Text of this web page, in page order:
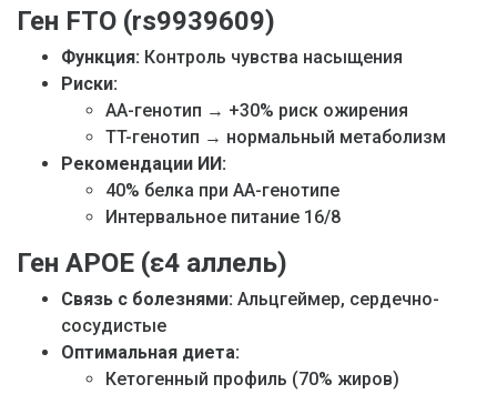
Ген FTO (rs9939609)
Функция: Контроль чувства насыщения
Риски:
AA-генотип → +30% риск ожирения
TT-генотип → нормальный метаболизм
Рекомендации ИИ:
40% белка при AA-генотипе
Интервальное питание 16/8
Ген APOE (ε4 аллель)
Связь с болезнями: Альцгеймер, сердечно-
сосудистые
Оптимальная диета:
Кетогенный профиль (70% жиров)